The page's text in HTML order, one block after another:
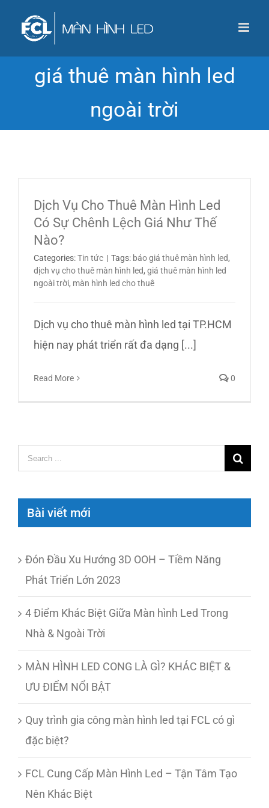
giá thuê màn hình led
ngoài trời
Dịch Vụ Cho Thuê Màn Hình Led
Có Sự Chênh Lệch Giá Như Thế
Nào?
Categories:Tin tức | Tags: báo giá thuê màn hình led,
dịch vụ cho thuê màn hình led, giá thuê màn hình led
ngoài trời, màn hình led cho thuê
Dịch vụ cho thuê màn hình led tại TP.HCM
hiện nay phát triển rất đa dạng [...]
Read More 0
Search
for:
Bài viết mới
Đón Đầu Xu Hướng 3D OOH – Tiềm Năng
Phát Triển Lớn 2023
4 Điểm Khác Biệt Giữa Màn hình Led Trong
Nhà & Ngoài Trời
MÀN HÌNH LED CONG LÀ GÌ? KHÁC BIỆT &
ƯU ĐIỂM NỔI BẬT
Quy trình gia công màn hình led tại FCL có gì
đặc biệt?
FCL Cung Cấp Màn Hình Led – Tận Tâm Tạo
Nên Khác Biệt